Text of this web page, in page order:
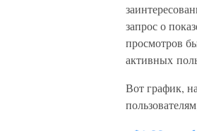
запрос о
просмотров
активных
Вот график,